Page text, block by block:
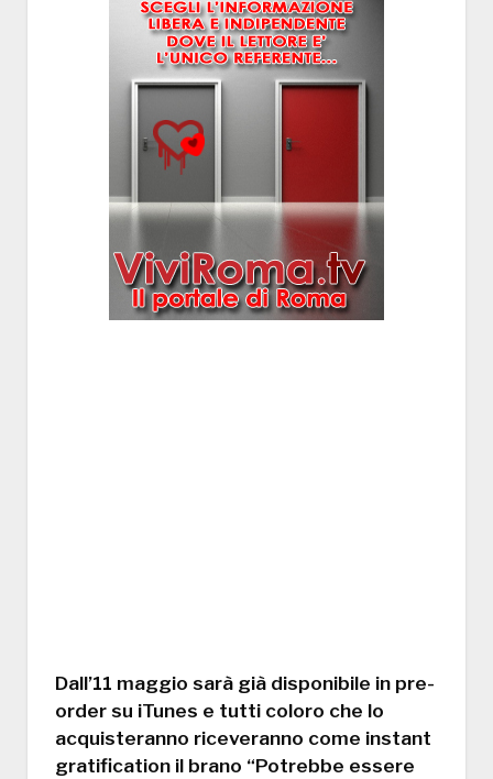
Dall’11 maggio sarà già disponibile in pre-
order su iTunes e tutti coloro che lo
acquisteranno riceveranno come instant
gratification il brano “Potrebbe essere